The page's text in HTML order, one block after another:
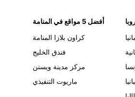
أفضل 5 مواقع في المنامة
كراون بلازا المنامة
فندق الخليج
مركز مدينة ويستن
ماريوت التنفيذي